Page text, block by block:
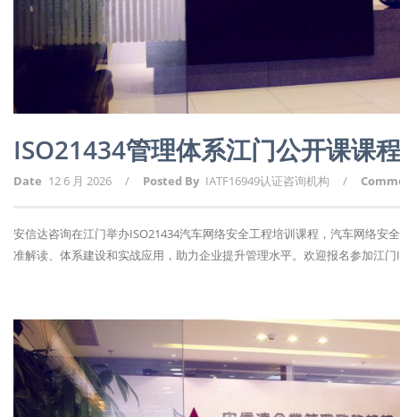
ISO21434管理体系江门公开课课
Date 12 6 月 2026 / Posted By IATF16949认证咨询机构 /
安信达咨询在江门举办ISO21434汽车网络安全工程培训课程，汽车网络
准解读、体系建设和实战应用，助力企业提升管理水平。欢迎报名参加江